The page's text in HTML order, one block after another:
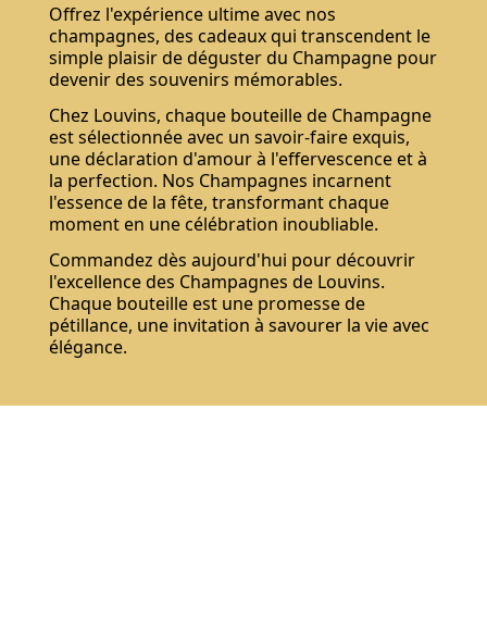
Offrez l'expérience ultime avec nos
champagnes, des cadeaux qui transcendent le
simple plaisir de déguster du Champagne pour
devenir des souvenirs mémorables.
Chez Louvins, chaque bouteille de Champagne
est sélectionnée avec un savoir-faire exquis,
une déclaration d'amour à l'effervescence et à
la perfection. Nos Champagnes incarnent
l'essence de la fête, transformant chaque
moment en une célébration inoubliable.
Commandez dès aujourd'hui pour découvrir
l'excellence des Champagnes de Louvins.
Chaque bouteille est une promesse de
pétillance, une invitation à savourer la vie avec
élégance.